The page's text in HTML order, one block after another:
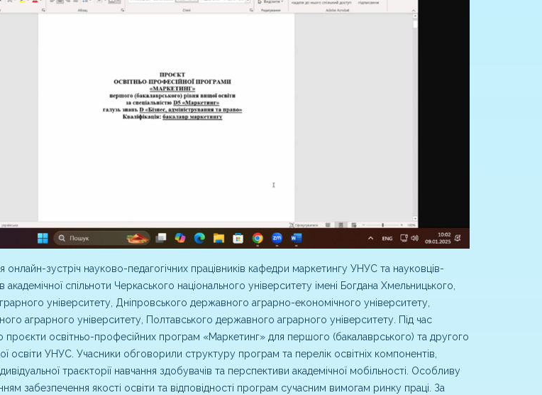
онлайн-зустріч науково-педагогічних працівників кафедри маркетингу УНУС та науковців-
академічної спільноти Черкаського національного університету імені Богдана Хмельницького,
університету, Дніпровського державного аграрно-економічного університету,
аграрного університету, Полтавського державного аграрного університету. Під час
проєкти освітньо-професійних програм «Маркетинг» для першого (бакалаврського) та другого
освіти УНУС. Учасники обговорили структуру програм та перелік освітніх компонентів,
траєкторії навчання здобувачів та перспективи академічної мобільності. Особливу
забезпечення якості освіти та відповідності програм сучасним вимогам ринку праці. За